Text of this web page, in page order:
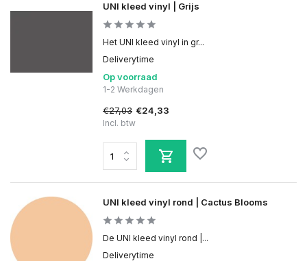
UNI kleed vinyl | Grijs
Het UNI kleed vinyl in gr...
Deliverytime
Op voorraad
1-2 Werkdagen
€27,03 €24,33
Incl. btw
UNI kleed vinyl rond | Cactus Blooms
De UNI kleed vinyl rond |...
Deliverytime